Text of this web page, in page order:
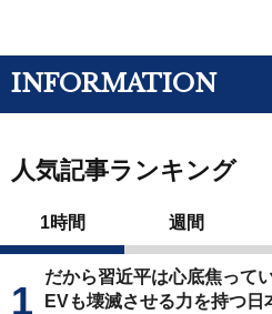
INFORMATION
人気記事ランキング
1時間 週間
だから習近平は心底焦って
EVも壊滅させる力を持つ日